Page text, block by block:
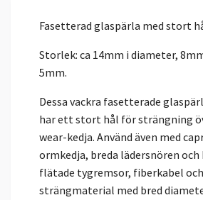
Fasetterad glaspärla med stort
Storlek: ca 14mm i diameter,
5mm.
Dessa vackra fasetterade
har ett stort hål för strängning
wear-kedja. Använd även med
ormkedja, breda lädersnören
flätade tygremsor, fiberkabel
strängmaterial med bred